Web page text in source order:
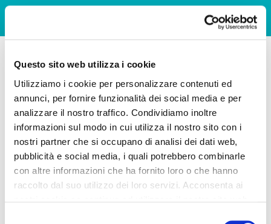
Questo sito web utilizza i cookie
Utilizziamo i cookie per personalizzare contenuti ed
annunci, per fornire funzionalità dei social media e per
analizzare il nostro traffico. Condividiamo inoltre
informazioni sul modo in cui utilizza il nostro sito con i
nostri partner che si occupano di analisi dei dati web,
pubblicità e social media, i quali potrebbero combinarle
con altre informazioni che ha fornito loro o che hanno
raccolto dal suo utilizzo dei loro servizi. Acconsenta ai